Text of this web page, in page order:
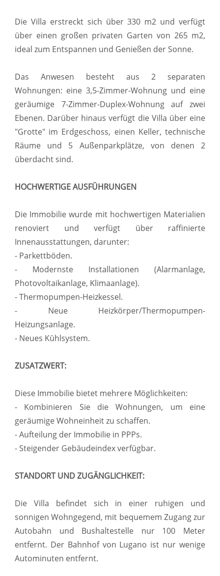
Die Villa erstreckt sich über 330 m2 und verfügt
über einen großen privaten Garten von 265 m2,
ideal zum Entspannen und Genießen der Sonne.
Das Anwesen besteht aus 2 separaten
Wohnungen: eine 3,5-Zimmer-Wohnung und eine
geräumige 7-Zimmer-Duplex-Wohnung auf zwei
Ebenen. Darüber hinaus verfügt die Villa über eine
"Grotte" im Erdgeschoss, einen Keller, technische
Räume und 5 Außenparkplätze, von denen 2
überdacht sind.
HOCHWERTIGE AUSFÜHRUNGEN
Die Immobilie wurde mit hochwertigen Materialien
renoviert und verfügt über raffinierte
Innenausstattungen, darunter:
- Parkettböden.
- Modernste Installationen (Alarmanlage,
Photovoltaikanlage, Klimaanlage).
- Thermopumpen-Heizkessel.
- Neue Heizkörper/Thermopumpen-
Heizungsanlage.
- Neues Kühlsystem.
ZUSATZWERT:
Diese Immobilie bietet mehrere Möglichkeiten:
- Kombinieren Sie die Wohnungen, um eine
geräumige Wohneinheit zu schaffen.
- Aufteilung der Immobilie in PPPs.
- Steigender Gebäudeindex verfügbar.
STANDORT UND ZUGÄNGLICHKEIT:
Die Villa befindet sich in einer ruhigen und
sonnigen Wohngegend, mit bequemem Zugang zur
Autobahn und Bushaltestelle nur 100 Meter
entfernt. Der Bahnhof von Lugano ist nur wenige
Autominuten entfernt.